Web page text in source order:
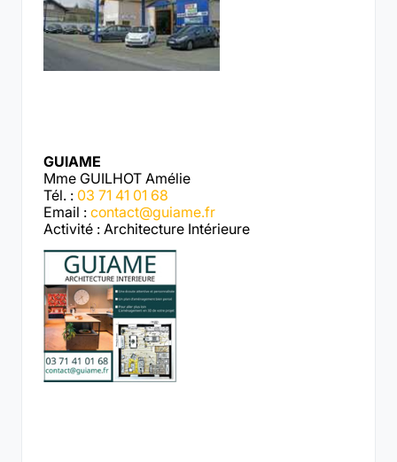
GUIAME
Mme GUILHOT Amélie
Tél. : 03 71 41 01 68
Email : contact@guiame.fr
Activité : Architecture Intérieure